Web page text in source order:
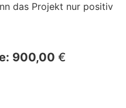
das Projekt nur positiv
900,00 €